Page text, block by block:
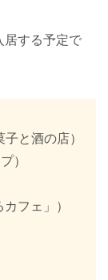
居する予定で
と酒の店）
）
フェ」）